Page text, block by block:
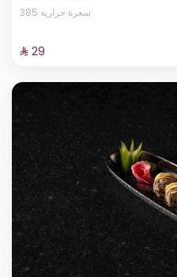
385 سعرة حرارية
⁨⁦‪‬ 29⁩